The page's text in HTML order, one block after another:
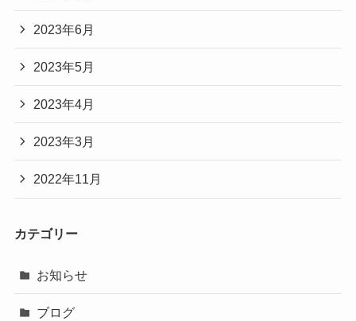
2023年6月
2023年5月
2023年4月
2023年3月
2022年11月
カテゴリー
お知らせ
ブログ